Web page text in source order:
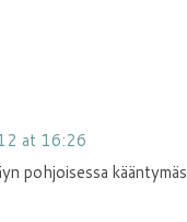
at 16:26
pohjoisessa